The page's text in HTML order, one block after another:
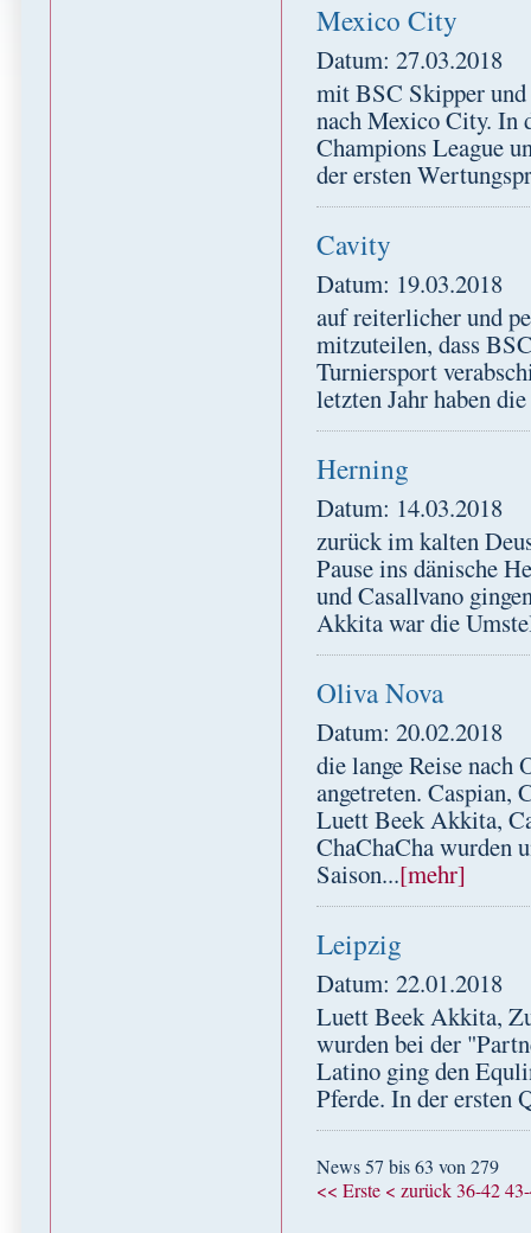
Mexico City
Datum: 27.03.2018
mit BSC Skipper
nach Mexico City. In
Champions League
der ersten
Cavity
Datum: 19.03.2018
auf reiterlicher und
mitzuteilen, dass
Turniersport
letzten Jahr haben
Herning
Datum: 14.03.2018
zurück im kalten
Pause ins dänische
und Casallvano
Akkita war die
Oliva Nova
Datum: 20.02.2018
die lange Reise nach
angetreten. Caspian,
Luett Beek Akkita,
ChaChaCha wurden
Saison...[mehr]
Leipzig
Datum: 22.01.2018
Luett Beek Akkita,
wurden bei der
Latino ging den
Pferde. In der ersten
News 57 bis 63 von 279
<< Erste < zurück36-42